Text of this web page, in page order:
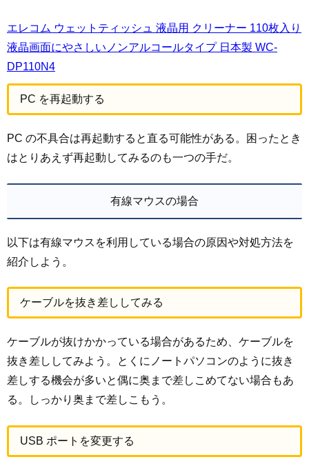
エレコム ウェットティッシュ 液晶用 クリーナー 110枚入り
液晶画面にやさしいノンアルコールタイプ 日本製 WC-
DP110N4
PC を再起動する
PC の不具合は再起動すると直る可能性がある。困ったとき
はとりあえず再起動してみるのも一つの手だ。
有線マウスの場合
以下は有線マウスを利用している場合の原因や対処方法を
紹介しよう。
ケーブルを抜き差ししてみる
ケーブルが抜けかかっている場合があるため、ケーブルを
抜き差ししてみよう。とくにノートパソコンのように抜き
差しする機会が多いと偶に奥まで差しこめてない場合もあ
る。しっかり奥まで差しこもう。
USB ポートを変更する